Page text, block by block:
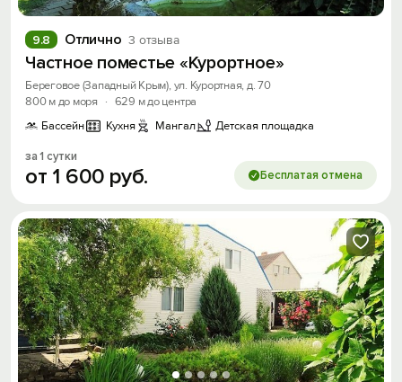
Отлично 3 отзыва
9.8
Частное поместье «Курортное»
Береговое (Западный Крым), ул. Курортная, д. 70
800 м до моря
· 629 м до центра
Бассейн
Кухня Мангал Детская площадка
за 1 сутки
от 1 600 руб. Бесплатая отмена